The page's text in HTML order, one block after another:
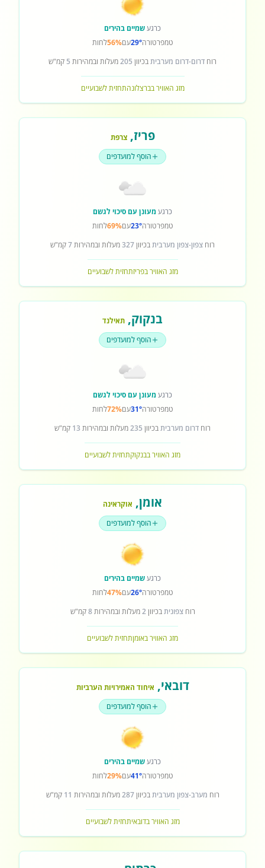
כרגעשמיים בהירים
טמפרטורה29°עם56%לחות
רוח דרום-דרום מערביתבכיוון 205מעלות ובמהירות 5 קמ"ש
מזג האוויר בברצלונהתחזית לשבועיים
פריז,צרפת
הוסף למועדפים
כרגעמעונן עם סיכוי לגשם
טמפרטורה23°עם69%לחות
רוח צפון-צפון מערביתבכיוון327מעלות ובמהירות7קמ"ש
מזג האוויר בפריזתחזית לשבועיים
בנקוק, תאילנד
הוסף למועדפים
כרגעמעונן עם סיכוי לגשם
טמפרטורה31°עם72%לחות
רוח דרום מערביתבכיוון 235מעלות ובמהירות 13 קמ"ש
מזג האוויר בבנקוקתחזית לשבועיים
אומן, אוקראינה
הוסף למועדפים
כרגעשמיים בהירים
טמפרטורה26°עם47%לחות
רוחצפוניתבכיוון2מעלות ובמהירות8קמ"ש
מזג האוויר באומןתחזית לשבועיים
דובאי, איחוד האמירויות הערביות
הוסף למועדפים
כרגעשמיים בהירים
טמפרטורה41°עם29%לחות
רוח מערב-צפון מערביתבכיוון287מעלות ובמהירות 11 קמ"ש
מזג האוויר בדובאיתחזית לשבועיים